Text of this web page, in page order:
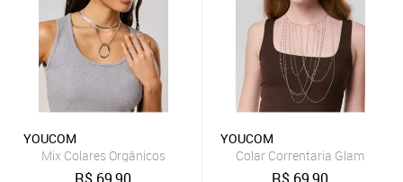
YOUCOM
Mix Colares Orgânicos
YOUCOM
Colar Correntaria Glam